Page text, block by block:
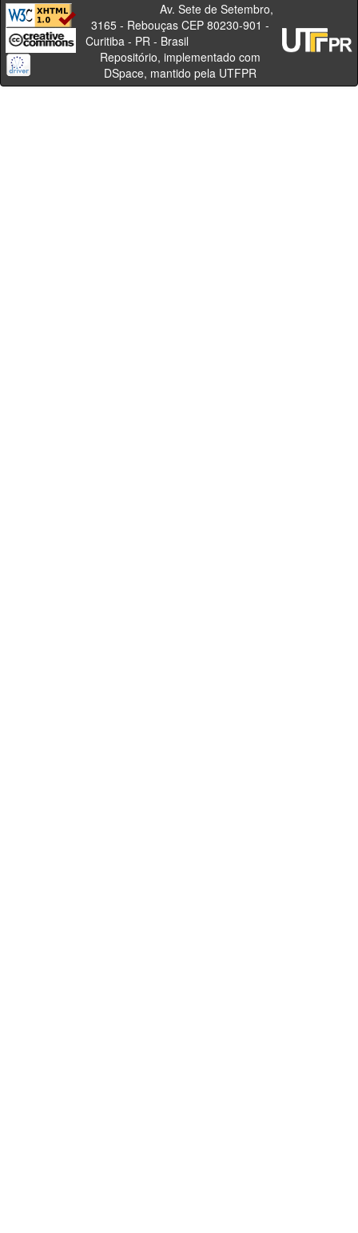
Av. Sete de Setembro,
3165 - Rebouças CEP 80230-901 -
Curitiba - PR - Brasil
Repositório, implementado com
DSpace, mantido pela UTFPR